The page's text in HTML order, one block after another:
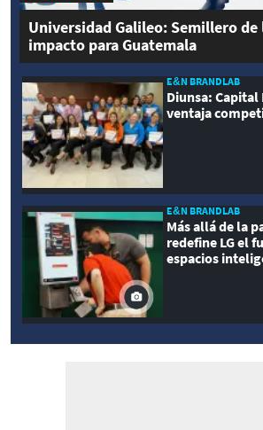
Universidad Galileo: Semillero
impacto para Guatemala
E&N BRANDLAB
Diunsa:
ventaja
E&N BRANDLAB
Más allá de la
redefine LG el
espacios